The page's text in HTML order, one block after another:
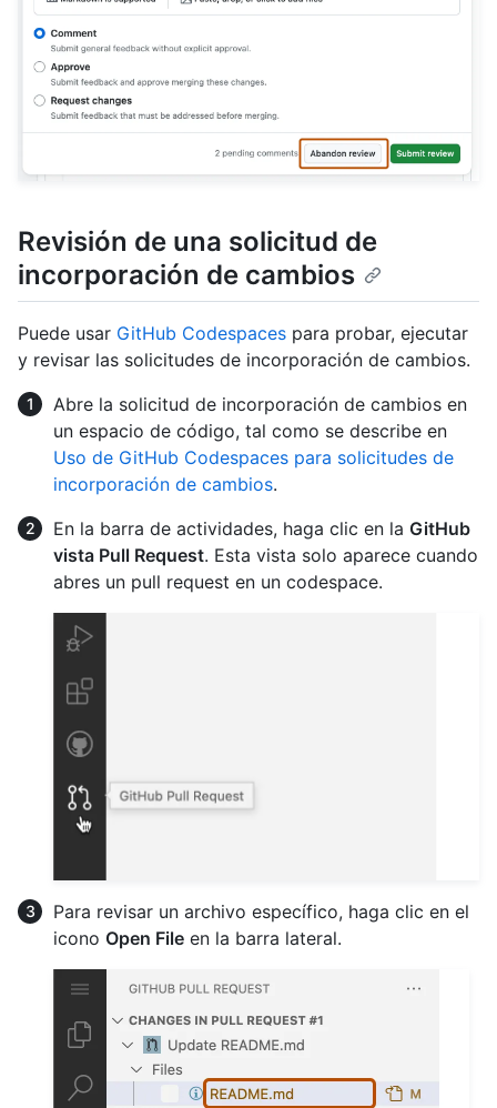
Revisión de una solicitud de
incorporación de cambios
Puede usar GitHub Codespaces para probar, ejecutar
y revisar las solicitudes de incorporación de cambios.
Abre la solicitud de incorporación de cambios en
un espacio de código, tal como se describe en
Uso de GitHub Codespaces para solicitudes de
incorporación de cambios.
En la barra de actividades, haga clic en la GitHub
vista Pull Request. Esta vista solo aparece cuando
abres un pull request en un codespace.
Para revisar un archivo específico, haga clic en el
icono Open File en la barra lateral.